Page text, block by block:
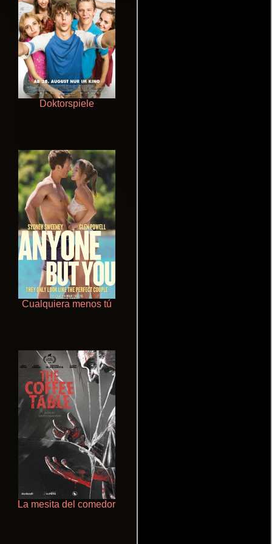
Doktorspiele
Cualquiera menos tú
La mesita del comedor